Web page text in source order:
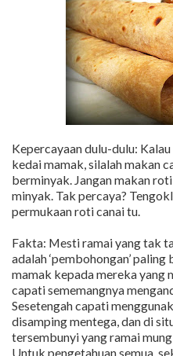
Kepercayaan dulu-dulu:
kedai mamak, silalah makan
berminyak. Jangan makan
minyak. Tak percaya?
permukaan roti canai tu.
Fakta: Mesti ramai yang tak
adalah ‘pembohongan’
mamak kepada mereka yang
capati sememangnya
Sesetengah capati
disamping mentega, dan di
tersembunyi yang ramai
Untuk pengetahuan semua,